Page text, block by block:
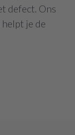
defect. Ons
je de